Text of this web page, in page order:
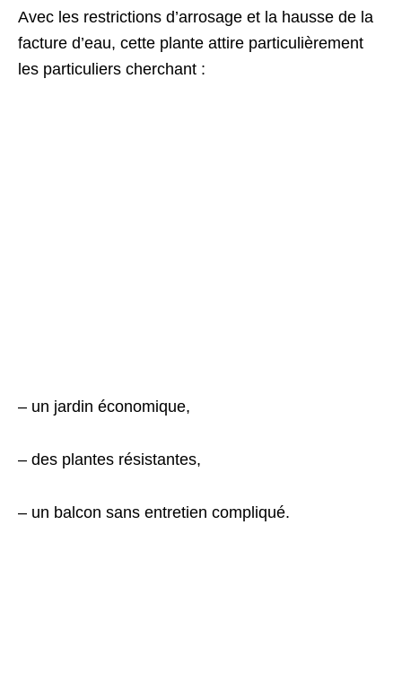
Avec les restrictions d’arrosage et la hausse de la
facture d’eau, cette plante attire particulièrement
les particuliers cherchant :
– un jardin économique,
– des plantes résistantes,
– un balcon sans entretien compliqué.